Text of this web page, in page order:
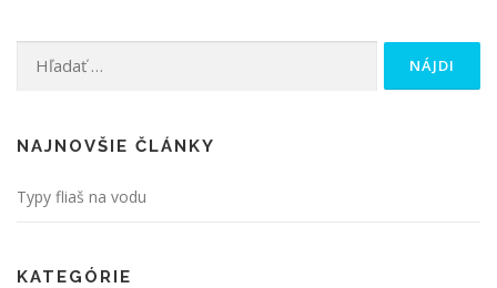
Hľadať:
NAJNOVŠIE ČLÁNKY
Typy fliaš na vodu
KATEGÓRIE